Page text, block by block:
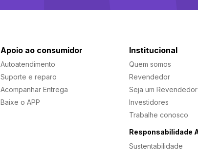
Apoio ao consumidor
Autoatendimento
Suporte e reparo
Acompanhar Entrega
Baixe o APP
Institucional
Quem somos
Revendedor
Seja um Revendedor
Investidores
Trabalhe conosco
Responsabilidade
Sustentabilidade